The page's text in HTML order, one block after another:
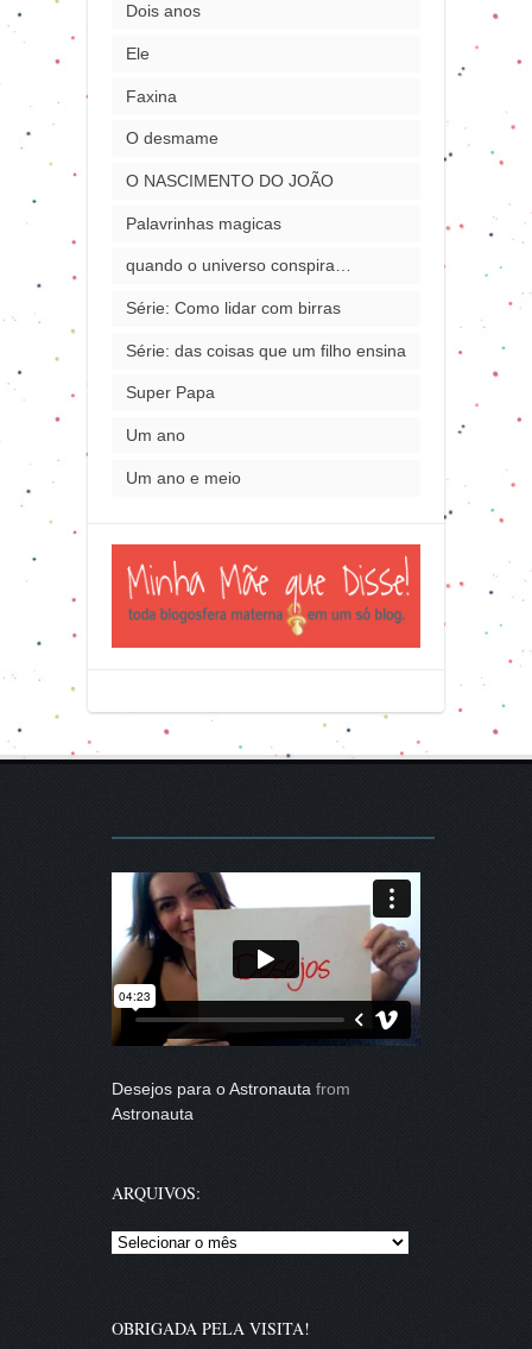
Dois anos
Ele
Faxina
O desmame
O NASCIMENTO DO JOÃO
Palavrinhas magicas
quando o universo conspira…
Série: Como lidar com birras
Série: das coisas que um filho ensina
Super Papa
Um ano
Um ano e meio
Desejos para o Astronauta from
Astronauta
ARQUIVOS:
Arquivos:
OBRIGADA PELA VISITA!